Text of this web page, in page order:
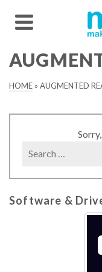
HOME » AUGMENTED
Search
Software &